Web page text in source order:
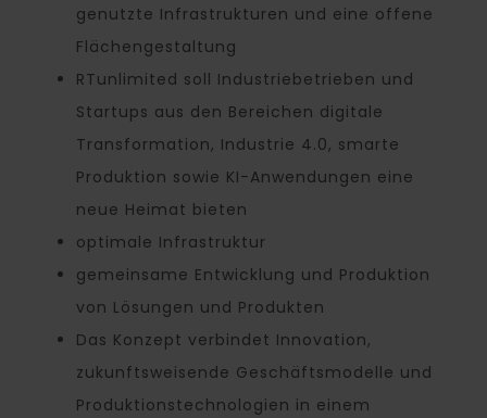
genutzte Infrastrukturen und eine offene
Flächengestaltung
RTunlimited soll Industriebetrieben und
Startups aus den Bereichen digitale
Transformation, Industrie 4.0, smarte
Produktion sowie KI-Anwendungen eine
neue Heimat bieten
optimale Infrastruktur
gemeinsame Entwicklung und Produktion
von Lösungen und Produkten
Das Konzept verbindet Innovation,
zukunftsweisende Geschäftsmodelle und
Produktionstechnologien in einem